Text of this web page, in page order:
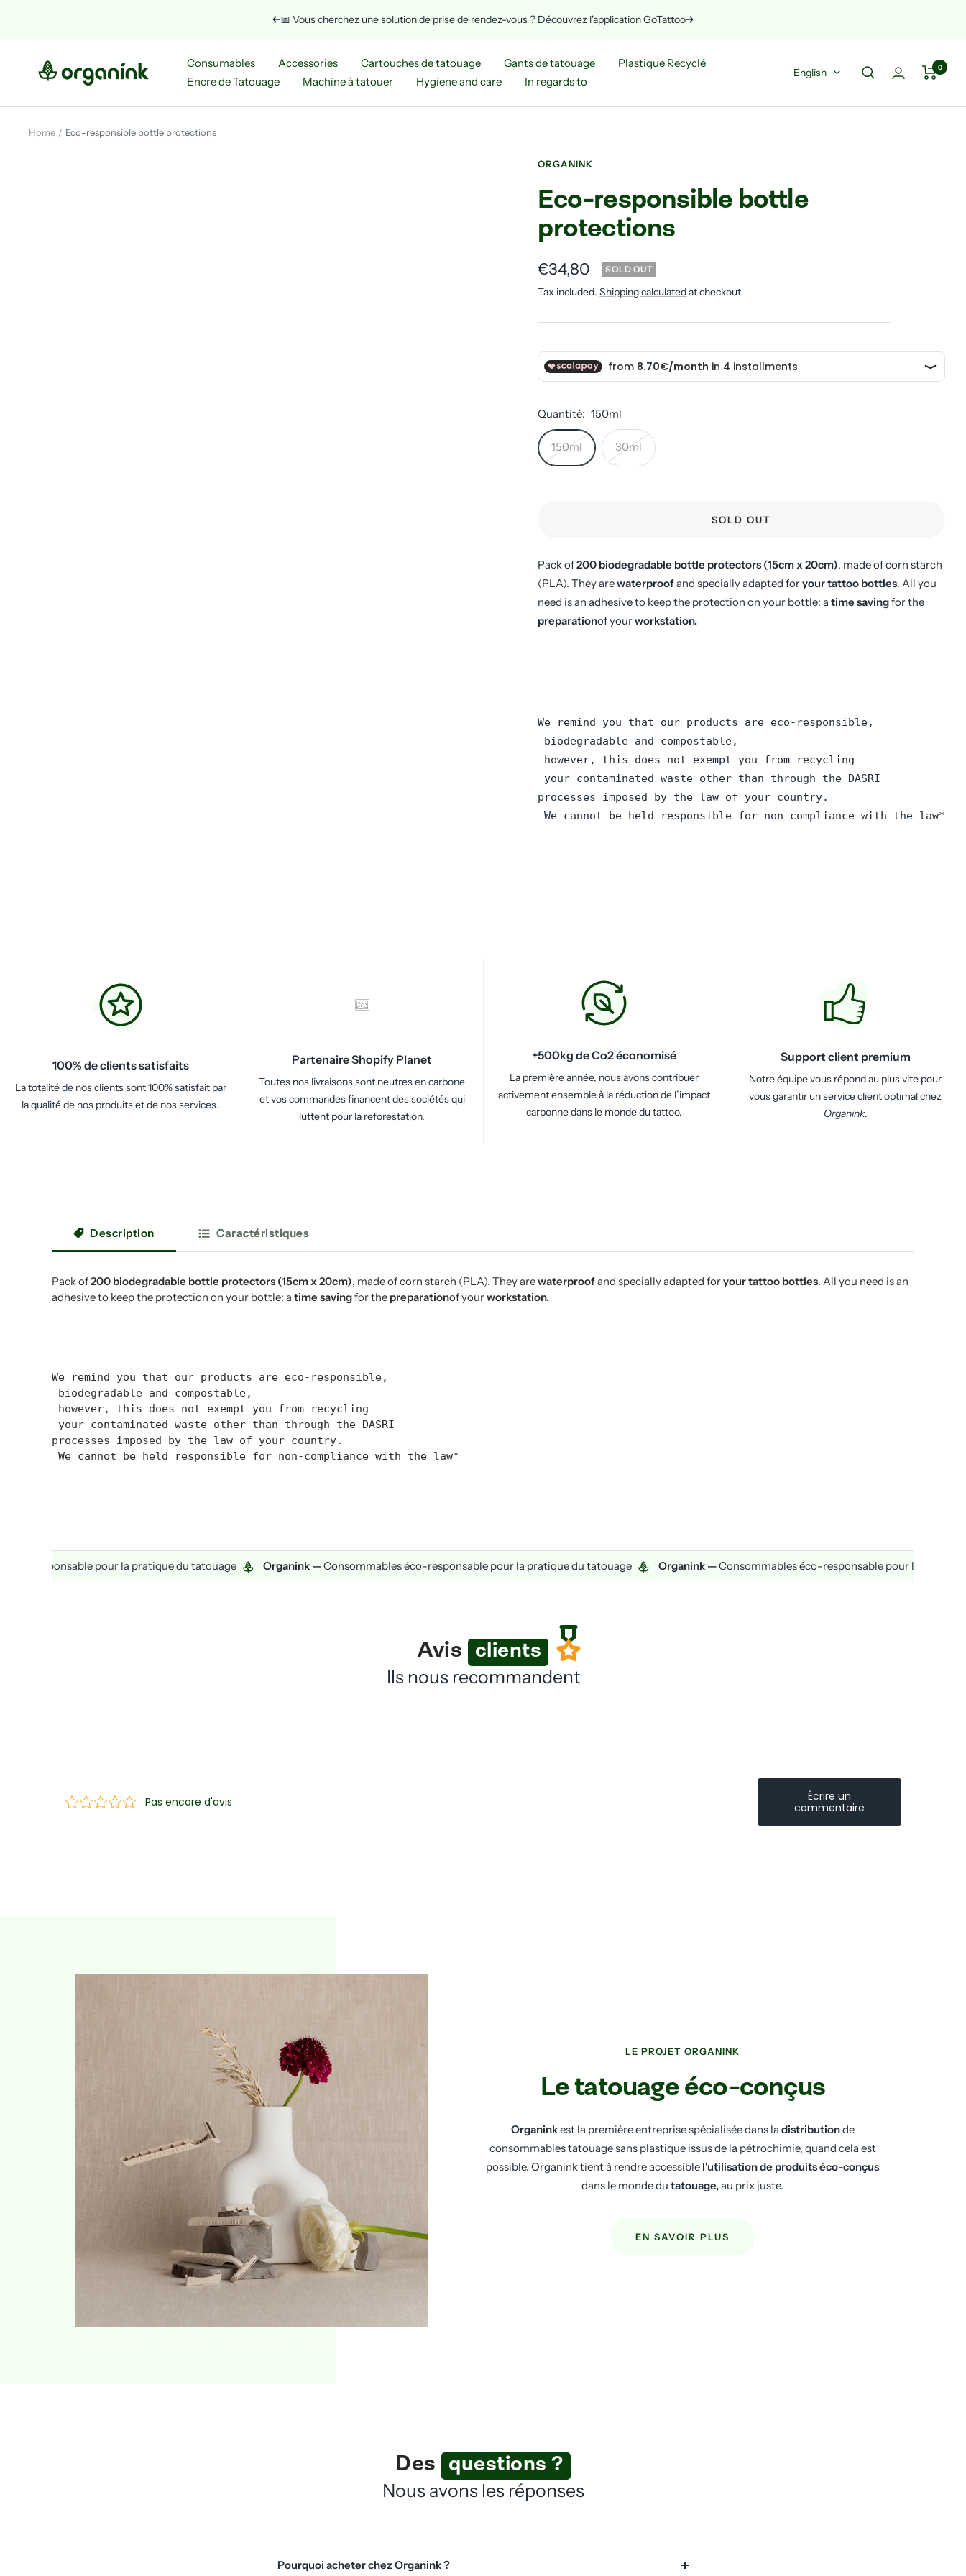
Previous
📅 Vous cherchez une solution de prise de rendez-vous ? Découvrez l'application GoTattooNext
Consumables Accessories Cartouches de tatouage Gants de tatouage
Plastique Recyclé
Encre de Tatouage
Machine à tatouer Hygiene and care In regards to
Organink
Language
English 0
Home Eco-responsible bottle protections
ORGANINK
Eco-responsible bottle
protections
Sale
price
€34,80 SOLD OUT
Tax included.Shipping calculatedat checkout
Quantité: 150ml
150ml 30ml
SOLD OUT
Pack of200 biodegradable bottle protectors (15cm x 20cm), made of corn starch
(PLA). They arewaterproofand specially adapted foryour tattoo bottles. All you
need is an adhesive to keep the protection on your bottle: atime savingfor the
preparationof yourworkstation.
We remind you that our products are eco-responsible,
biodegradable and compostable,
however, this does not exempt you from recycling
your contaminated waste other than through the DASRI
processes imposed by the law of your country.
We cannot be held responsible for non-compliance with the law*
100% de clients satisfaits
La totalité de nos clients sont 100% satisfait par
la qualité de nos produits et de nos services.
Partenaire Shopify Planet
Toutes nos livraisons sont neutres en carbone
et vos commandes financent des sociétés qui
luttent pour la reforestation.
+500kg de Co2 économisé
La première année, nous avons contribuer
activement ensemble à la réduction de l’impact
carbonne dans le monde du tattoo.
Support client premium
Notre équipe vous répond au plus vite pour
vous garantir un service client optimal chez
Organink.
Description Caractéristiques
Pack of200 biodegradable bottle protectors (15cm x 20cm), made of corn starch (PLA). They arewaterproofand specially adapted foryour tattoo bottles. All you need is an
adhesive to keep the protection on your bottle: a time savingfor the preparationof yourworkstation.
We remind you that our products are eco-responsible,
biodegradable and compostable,
however, this does not exempt you from recycling
your contaminated waste other than through the DASRI
processes imposed by the law of your country.
We cannot be held responsible for non-compliance with the law*
pour la pratique du tatouage Organink —Consommables éco-responsable pour la pratique du tatouage Organink —Consommables éco-responsable pour la pratique du
Avis clients
Ils nous recommandent
LE PROJET ORGANINK
Le tatouage éco-conçus
Organinkest la première entreprise spécialisée dans la distributionde
consommables tatouage sans plastique issus de la pétrochimie, quand cela est
possible. Organink tient à rendre accessible l'utilisation de produits éco-conçus
dans le monde du tatouage,au prix juste.
EN SAVOIR PLUS
Des questions ?
Nous avons les réponses
Pourquoi acheter chez Organink ?